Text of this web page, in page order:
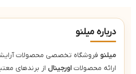
درباره میلنو
میلنو فروشگاه تخصصی محصولات
ارائه محصولات اورجینال از برندهای